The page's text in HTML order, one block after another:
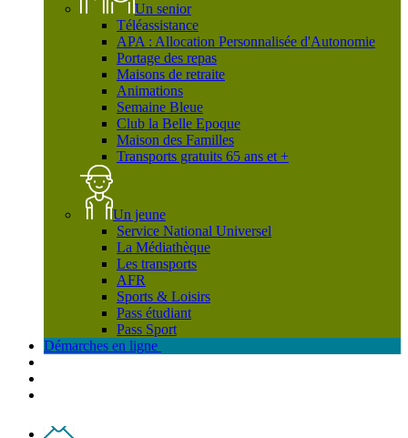
Un senior
Téléassistance
APA : Allocation Personnalisée d'Autonomie
Portage des repas
Maisons de retraite
Animations
Semaine Bleue
Club la Belle Epoque
Maison des Familles
Transports gratuits 65 ans et +
Un jeune
Service National Universel
La Médiathèque
Les transports
AFR
Sports & Loisirs
Pass étudiant
Pass Sport
Démarches en ligne
Contact